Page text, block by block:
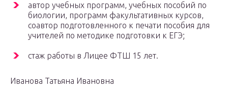
автор учебных программ, учебных пособий по
биологии, программ факультативных курсов,
соавтор подготовленного к печати пособия для
учителей по методике подготовки к ЕГЭ;
стаж работы в Лицее ФТШ 15 лет.
Иванова Татьяна Ивановна